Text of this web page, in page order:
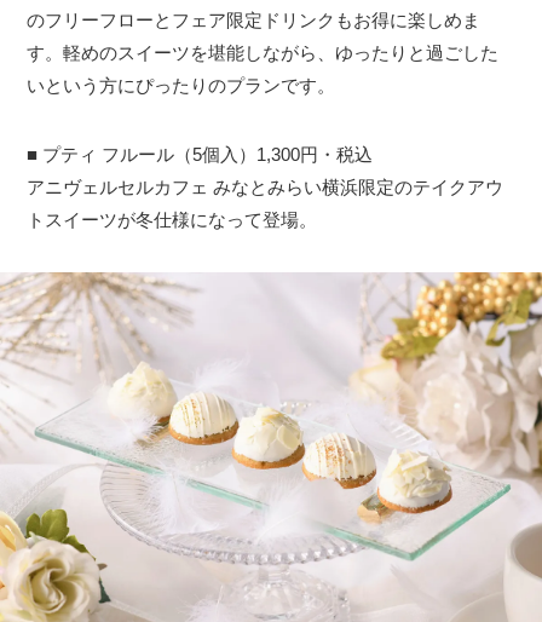
のフリーフローとフェア限定ドリンクもお得に楽しめま
す。軽めのスイーツを堪能しながら、ゆったりと過ごした
いという方にぴったりのプランです。
■ プティ フルール（5個入）1,300円・税込
アニヴェルセルカフェ みなとみらい横浜限定のテイクアウ
トスイーツが冬仕様になって登場。